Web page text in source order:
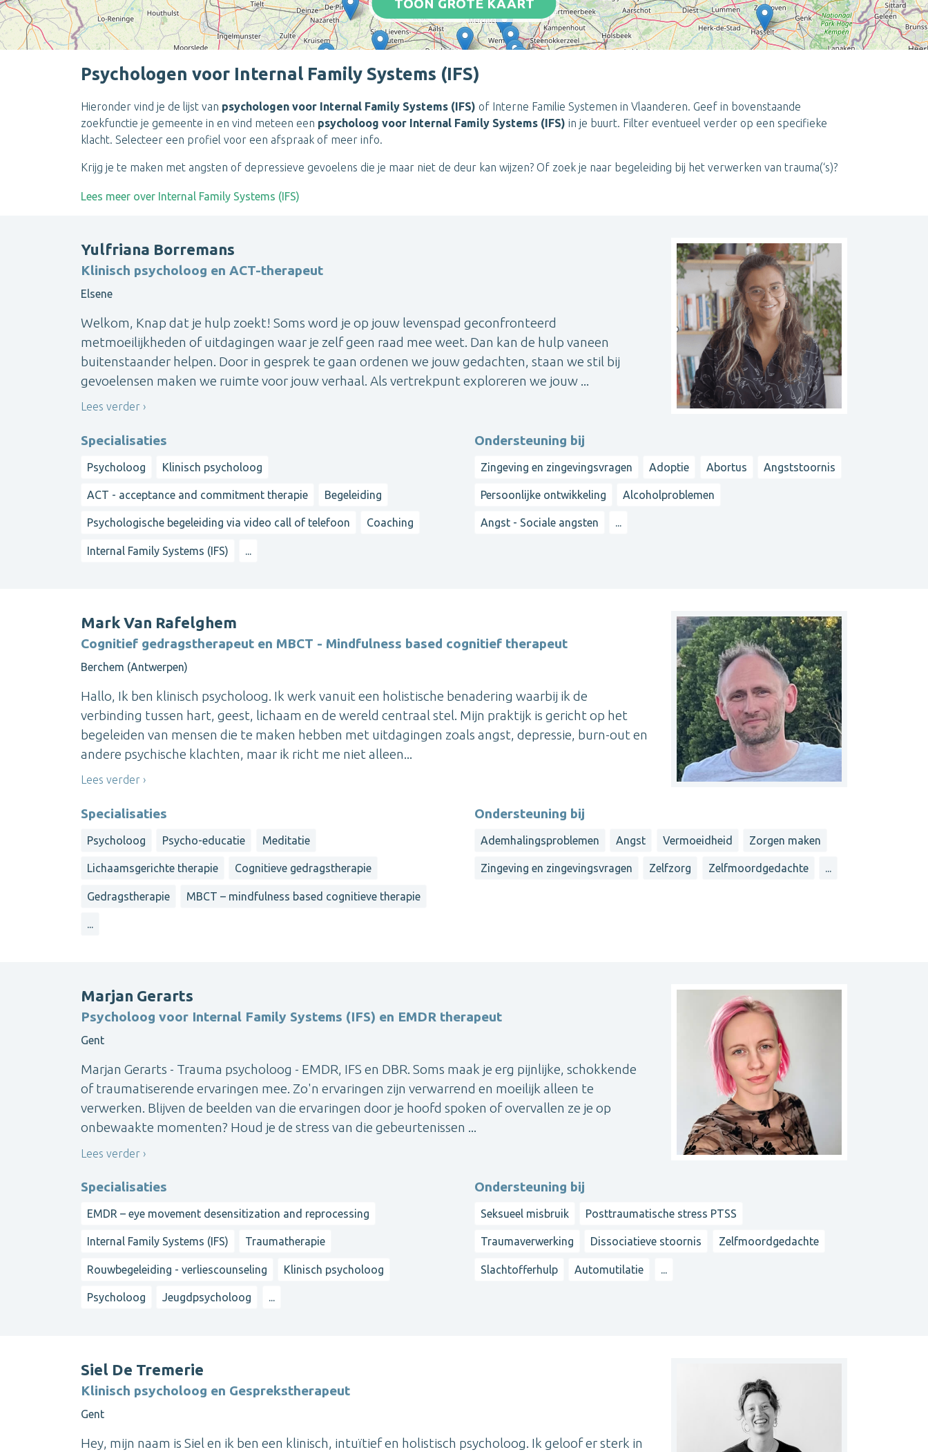
TOON GROTE KAART
Psychologen voor Internal Family Systems (IFS)
Hieronder vind je de lijst van psychologen voor Internal Family Systems (IFS) of Interne Familie Systemen in Vlaanderen. Geef in bovenstaande
zoekfunctie je gemeente in en vind meteen een psycholoog voor Internal Family Systems (IFS) in je buurt. Filter eventueel verder op een specifieke
klacht. Selecteer een profiel voor een afspraak of meer info.
Krijg je te maken met angsten of depressieve gevoelens die je maar niet de deur kan wijzen? Of zoek je naar begeleiding bij het verwerken van trauma(‘s)?
Lees meer over Internal Family Systems (IFS)
Yulfriana Borremans
Klinisch psycholoog en ACT-therapeut
Elsene
Welkom, Knap dat je hulp zoekt! Soms word je op jouw levenspad geconfronteerd
metmoeilijkheden of uitdagingen waar je zelf geen raad mee weet. Dan kan de hulp vaneen
buitenstaander helpen. Door in gesprek te gaan ordenen we jouw gedachten, staan we stil bij
gevoelensen maken we ruimte voor jouw verhaal. Als vertrekpunt exploreren we jouw ...
Lees verder
Specialisaties
Psycholoog Klinisch psycholoog
ACT - acceptance and commitment therapie Begeleiding
Psychologische begeleiding via video call of telefoon Coaching
Internal Family Systems (IFS) ...
Ondersteuning bij
Zingeving en zingevingsvragen Adoptie Abortus Angststoornis
Persoonlijke ontwikkeling Alcoholproblemen
Angst - Sociale angsten ...
Mark Van Rafelghem
Cognitief gedragstherapeut en MBCT - Mindfulness based cognitief therapeut
Berchem (Antwerpen)
Hallo, Ik ben klinisch psycholoog. Ik werk vanuit een holistische benadering waarbij ik de
verbinding tussen hart, geest, lichaam en de wereld centraal stel. Mijn praktijk is gericht op het
begeleiden van mensen die te maken hebben met uitdagingen zoals angst, depressie, burn-out en
andere psychische klachten, maar ik richt me niet alleen...
Lees verder
Specialisaties
Psycholoog Psycho-educatie Meditatie
Lichaamsgerichte therapie Cognitieve gedragstherapie
Gedragstherapie MBCT – mindfulness based cognitieve therapie
...
Ondersteuning bij
Ademhalingsproblemen Angst Vermoeidheid Zorgen maken
Zingeving en zingevingsvragen Zelfzorg Zelfmoordgedachte ...
Marjan Gerarts
Psycholoog voor Internal Family Systems (IFS) en EMDR therapeut
Gent
Marjan Gerarts - Trauma psycholoog - EMDR, IFS en DBR. Soms maak je erg pijnlijke, schokkende
of traumatiserende ervaringen mee. Zo'n ervaringen zijn verwarrend en moeilijk alleen te
verwerken. Blijven de beelden van die ervaringen door je hoofd spoken of overvallen ze je op
onbewaakte momenten? Houd je de stress van die gebeurtenissen ...
Lees verder
Specialisaties
EMDR – eye movement desensitization and reprocessing
Internal Family Systems (IFS) Traumatherapie
Rouwbegeleiding - verliescounseling Klinisch psycholoog
Psycholoog Jeugdpsycholoog ...
Ondersteuning bij
Seksueel misbruik Posttraumatische stress PTSS
Traumaverwerking Dissociatieve stoornis Zelfmoordgedachte
Slachtofferhulp Automutilatie ...
Siel De Tremerie
Klinisch psycholoog en Gesprekstherapeut
Gent
Hey, mijn naam is Siel en ik ben een klinisch, intuïtief en holistisch psycholoog. Ik geloof er sterk in